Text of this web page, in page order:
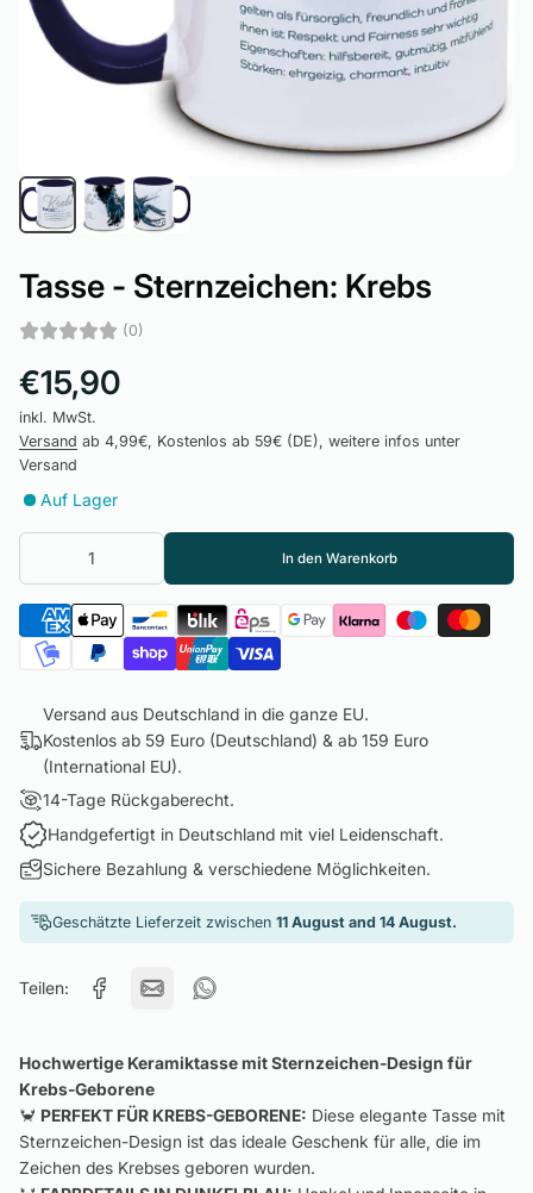
Tasse - Sternzeichen: Krebs
(0)
€15,90
inkl. MwSt.
Versand ab 4,99€, Kostenlos ab 59€ (DE), weitere infos unter
Versand
Auf Lager
In den Warenkorb
Versand aus Deutschland in die ganze EU.
Kostenlos ab 59 Euro (Deutschland) & ab 159 Euro
(International EU).
14-Tage Rückgaberecht.
Handgefertigt in Deutschland mit viel Leidenschaft.
Sichere Bezahlung & verschiedene Möglichkeiten.
Geschätzte Lieferzeit zwischen 11 August and 14 August.
Teilen:
Hochwertige Keramiktasse mit Sternzeichen-Design für
Krebs-Geborene
🦀 PERFEKT FÜR KREBS-GEBORENE: Diese elegante Tasse mit
Sternzeichen-Design ist das ideale Geschenk für alle, die im
Zeichen des Krebses geboren wurden.